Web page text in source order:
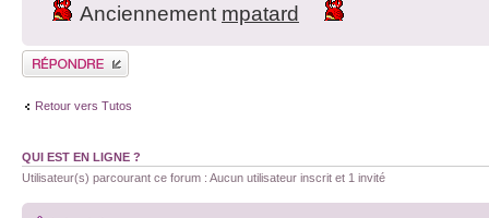
Anciennement mpatard
Publier une réponse
Retour vers Tutos
QUI EST EN LIGNE ?
Utilisateur(s) parcourant ce forum : Aucun utilisateur inscrit et 1 invité